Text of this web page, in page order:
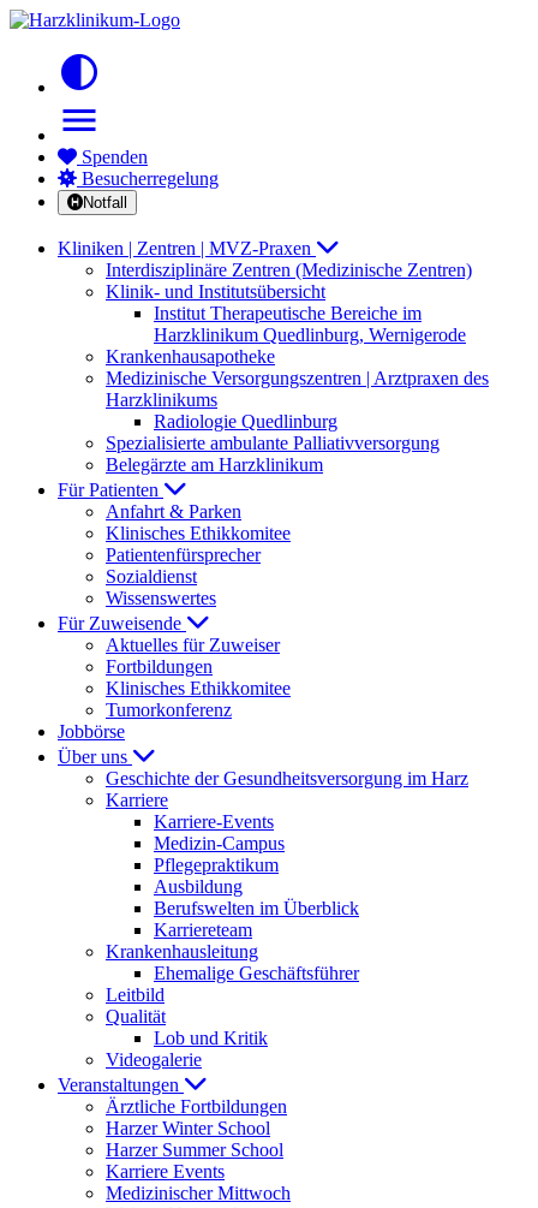
contrast
menu
Spenden
Besucherregelung
Notfall
Kliniken | Zentren | MVZ-Praxen
Interdisziplinäre Zentren (Medizinische Zentren)
Klinik- und Institutsübersicht
Institut Therapeutische Bereiche im
Harzklinikum Quedlinburg, Wernigerode
Krankenhausapotheke
Medizinische Versorgungszentren | Arztpraxen des
Harzklinikums
Radiologie Quedlinburg
Spezialisierte ambulante Palliativversorgung
Belegärzte am Harzklinikum
Für Patienten
Anfahrt & Parken
Klinisches Ethikkomitee
Patientenfürsprecher
Sozialdienst
Wissenswertes
Für Zuweisende
Aktuelles für Zuweiser
Fortbildungen
Klinisches Ethikkomitee
Tumorkonferenz
Jobbörse
Über uns
Geschichte der Gesundheitsversorgung im Harz
Karriere
Karriere-Events
Medizin-Campus
Pflegepraktikum
Ausbildung
Berufswelten im Überblick
Karriereteam
Krankenhausleitung
Ehemalige Geschäftsführer
Leitbild
Qualität
Lob und Kritik
Videogalerie
Veranstaltungen
Ärztliche Fortbildungen
Harzer Winter School
Harzer Summer School
Karriere Events
Medizinischer Mittwoch